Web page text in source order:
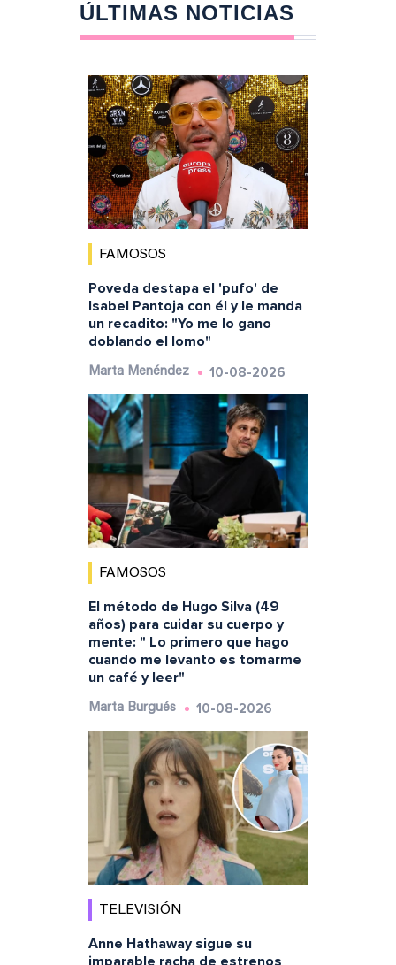
ÚLTIMAS NOTICIAS
FAMOSOS
Poveda destapa el 'pufo' de
Isabel Pantoja con él y le manda
un recadito: "Yo me lo gano
doblando el lomo"
Marta Menéndez 10-08-2026
FAMOSOS
El método de Hugo Silva (49
años) para cuidar su cuerpo y
mente: " Lo primero que hago
cuando me levanto es tomarme
un café y leer"
Marta Burgués 10-08-2026
TELEVISIÓN
Anne Hathaway sigue su
imparable racha de estrenos